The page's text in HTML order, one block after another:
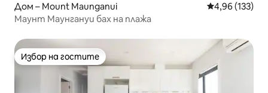
Дом – Mount Maunganui Средна
4,96 (133)
Маунт Маунгануи бах на плажа
Избор на гостите
Избор на гостите